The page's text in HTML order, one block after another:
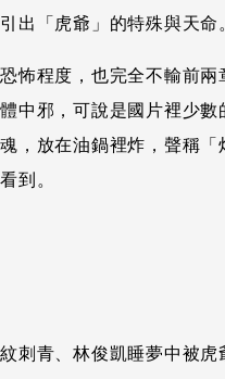
出「虎爺」的特殊與天命
怖程度，也完全不輸前兩
中邪，可說是國片裡少數
，放在油鍋裡炸，聲稱「
到。
刺青、林俊凱睡夢中被虎